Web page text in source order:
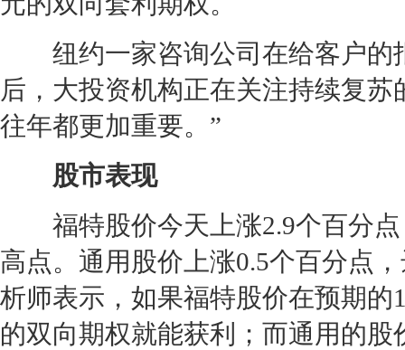
纽约一家咨询公司在给客户的
后，大投资机构正在关注持续复
往年都更加重要。”
股市表现
福特股价今天上涨2.9个百分
高点。 通用 股价上涨0.5个百分点
析师表示，如果福特股价在预期的
的双向期权就能获利；而通用 的股